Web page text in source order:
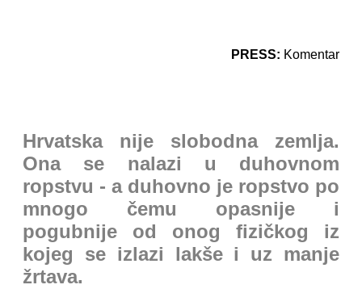
PRESS: Komentar
Hrvatska nije slobodna zemlja.
Ona se nalazi u duhovnom
ropstvu - a duhovno je ropstvo po
mnogo čemu opasnije i
pogubnije od onog fizičkog iz
kojeg se izlazi lakše i uz manje
žrtava.